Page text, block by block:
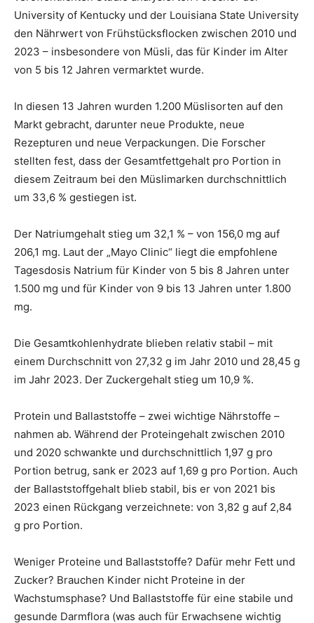
University of Kentucky und der Louisiana State University
den Nährwert von Frühstücksflocken zwischen 2010 und
2023 – insbesondere von Müsli, das für Kinder im Alter
von 5 bis 12 Jahren vermarktet wurde.
In diesen 13 Jahren wurden 1.200 Müslisorten auf den
Markt gebracht, darunter neue Produkte, neue
Rezepturen und neue Verpackungen. Die Forscher
stellten fest, dass der Gesamtfettgehalt pro Portion in
diesem Zeitraum bei den Müslimarken durchschnittlich
um 33,6 % gestiegen ist.
Der Natriumgehalt stieg um 32,1 % – von 156,0 mg auf
206,1 mg. Laut der „Mayo Clinic“ liegt die empfohlene
Tagesdosis Natrium für Kinder von 5 bis 8 Jahren unter
1.500 mg und für Kinder von 9 bis 13 Jahren unter 1.800
mg.
Die Gesamtkohlenhydrate blieben relativ stabil – mit
einem Durchschnitt von 27,32 g im Jahr 2010 und 28,45 g
im Jahr 2023. Der Zuckergehalt stieg um 10,9 %.
Protein und Ballaststoffe – zwei wichtige Nährstoffe –
nahmen ab. Während der Proteingehalt zwischen 2010
und 2020 schwankte und durchschnittlich 1,97 g pro
Portion betrug, sank er 2023 auf 1,69 g pro Portion. Auch
der Ballaststoffgehalt blieb stabil, bis er von 2021 bis
2023 einen Rückgang verzeichnete: von 3,82 g auf 2,84
g pro Portion.
Weniger Proteine und Ballaststoffe? Dafür mehr Fett und
Zucker? Brauchen Kinder nicht Proteine in der
Wachstumsphase? Und Ballaststoffe für eine stabile und
gesunde Darmflora (was auch für Erwachsene wichtig